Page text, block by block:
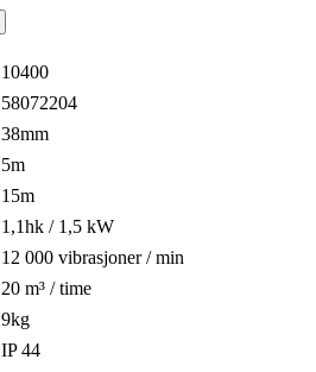
10400
58072204
38mm
5m
15m
1,1hk / 1,5 kW
12 000 vibrasjoner / min
20 m³ / time
9kg
IP 44